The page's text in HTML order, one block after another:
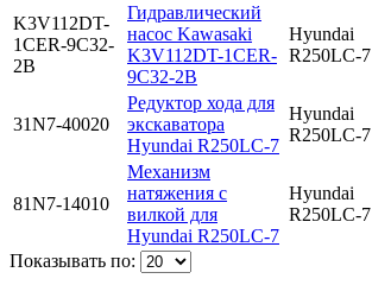
K3V112DT-
1CER-9C32-
2B
Гидравлический
насос Kawasaki
K3V112DT-1CER-
9C32-2B
Hyundai
R250LC-7
31N7-40020
Редуктор хода для
экскаватора
Hyundai R250LC-7
Hyundai
R250LC-7
81N7-14010
Механизм
натяжения с
вилкой для
Hyundai R250LC-7
Hyundai
R250LC-7
Показывать по: